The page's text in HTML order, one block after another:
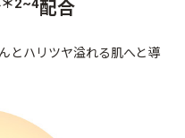
＊2~4配合
とハリツヤ溢れる肌へと導